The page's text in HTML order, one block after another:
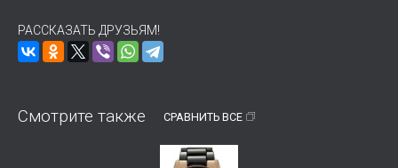
РАССКАЗАТЬ ДРУЗЬЯМ!
Смотрите также СРАВНИТЬ ВСЕ